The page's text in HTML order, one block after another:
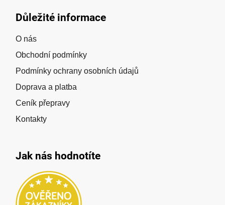
Důležité informace
O nás
Obchodní podmínky
Podmínky ochrany osobních údajů
Doprava a platba
Ceník přepravy
Kontakty
Jak nás hodnotíte